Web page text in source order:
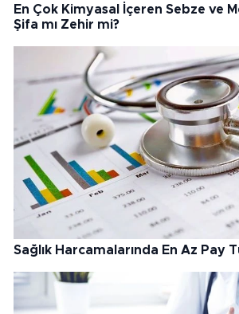
En Çok Kimyasal İçeren Sebze ve
Şifa mı Zehir mi?
Sağlık Harcamalarında En Az Pay